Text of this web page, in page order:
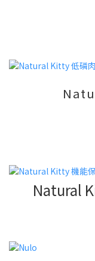
Natural